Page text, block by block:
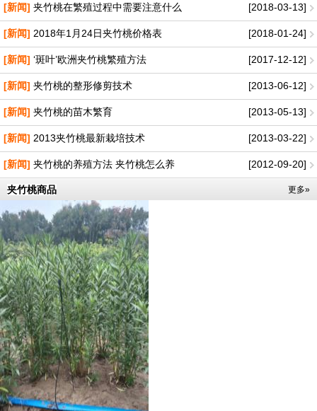
[2018-03-13]
[新闻] 夹竹桃在繁殖过程中需要注意什么
[2018-01-24]
[新闻] 2018年1月24日夹竹桃价格表
[2017-12-12]
[新闻] ‘斑叶’欧洲夹竹桃繁殖方法
[2013-06-12]
[新闻] 夹竹桃的整形修剪技术
[2013-05-13]
[新闻] 夹竹桃的苗木繁育
[2013-03-22]
[新闻] 2013夹竹桃最新栽培技术
[2012-09-20]
[新闻] 夹竹桃的养殖方法 夹竹桃怎么养
夹竹桃商品 更多»